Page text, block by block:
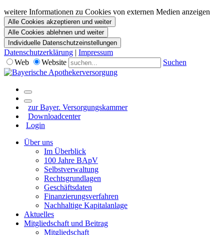
weitere Informationen zu Cookies von externen Medien anzeigen
Alle Cookies akzeptieren und weiter
Alle Cookies ablehnen und weiter
Individuelle Datenschutzeinstellungen
Datenschutzerklärung | Impressum
Web
Website Suchen
zur Bayer. Versorgungskammer
Downloadcenter
Login
Über uns
Im Überblick
100 Jahre BApV
Selbstverwaltung
Rechtsgrundlagen
Geschäftsdaten
Finanzierungsverfahren
Nachhaltige Kapitalanlage
Aktuelles
Mitgliedschaft und Beitrag
Mitgliedschaft